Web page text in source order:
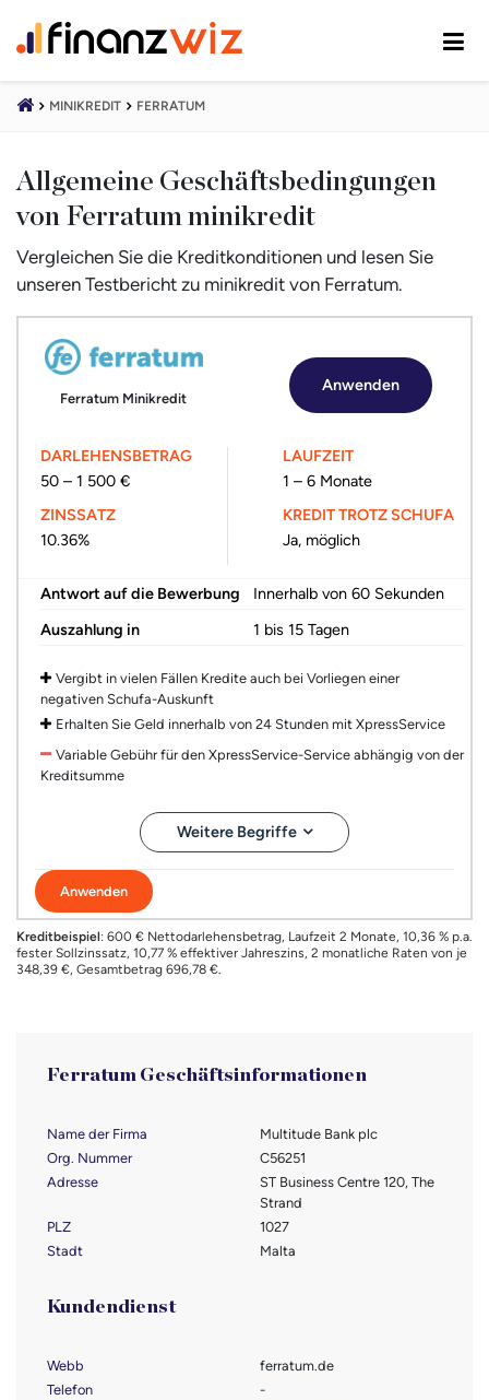
MINIKREDIT FERRATUM
Allgemeine Geschäftsbedingungen
von Ferratum minikredit
Vergleichen Sie die Kreditkonditionen und lesen Sie
unseren Testbericht zu minikredit von Ferratum.
Ferratum Minikredit
Anwenden
DARLEHENSBETRAG
50 – 1 500 €
LAUFZEIT
1 – 6 Monate
ZINSSATZ
10.36%
KREDIT TROTZ SCHUFA
Ja, möglich
Antwort auf die Bewerbung
Innerhalb von 60 Sekunden
Auszahlung in
1 bis 15 Tagen
Vergibt in vielen Fällen Kredite auch bei Vorliegen einer
negativen Schufa-Auskunft
Erhalten Sie Geld innerhalb von 24 Stunden mit XpressService
Variable Gebühr für den XpressService-Service abhängig von der
Kreditsumme
Weitere Begriffe
Anwenden
Kreditbeispiel: 600 € Nettodarlehensbetrag, Laufzeit 2 Monate, 10,36 % p.a.
fester Sollzinssatz, 10,77 % effektiver Jahreszins, 2 monatliche Raten von je
348,39 €, Gesamtbetrag 696,78 €.
Ferratum Geschäftsinformationen
Name der Firma
Multitude Bank plc
Org. Nummer
C56251
Adresse
ST Business Centre 120, The
Strand
PLZ
1027
Stadt
Malta
Kundendienst
Webb
ferratum.de
Telefon
-